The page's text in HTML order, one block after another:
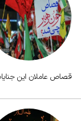
قصاص عاملان این